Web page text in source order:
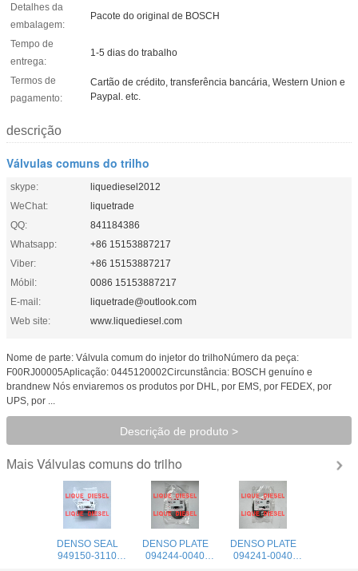
Detalhes da
embalagem:
Pacote do original de BOSCH
Tempo de
entrega:
1-5 dias do trabalho
Termos de
pagamento:
Cartão de crédito, transferência bancária, Western Union e
Paypal. etc.
descrição
Válvulas comuns do trilho
skype:
liquediesel2012
WeChat:
liquetrade
QQ:
841184386
Whatsapp:
+86 15153887217
Viber:
+86 15153887217
Móbil:
0086 15153887217
E-mail:
liquetrade@outlook.com
Web site:
www.liquediesel.com
Nome de parte: Válvula comum do injetor do trilhoNúmero da peça:
F00RJ00005Aplicação: 0445120002Circunstância: BOSCH genuíno e
brandnew Nós enviaremos os produtos por DHL, por EMS, por FEDEX, por
UPS, por ...
Descrição de produto >
Mais Válvulas comuns do trilho
DENSO SEAL
949150-3110
DENSO PLATE
094244-0040
DENSO PLATE
094241-0040